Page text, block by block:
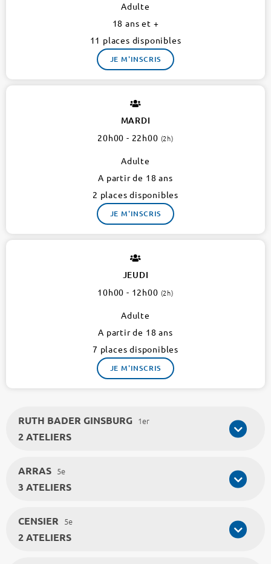
Adulte
18 ans et +
11 places disponibles
JE M'INSCRIS
MARDI
20h00 - 22h00 (2h)
Adulte
A partir de 18 ans
2 places disponibles
JE M'INSCRIS
JEUDI
10h00 - 12h00 (2h)
Adulte
A partir de 18 ans
7 places disponibles
JE M'INSCRIS
RUTH BADER GINSBURG 1er
2 ATELIERS
ARRAS 5e
3 ATELIERS
CENSIER 5e
2 ATELIERS